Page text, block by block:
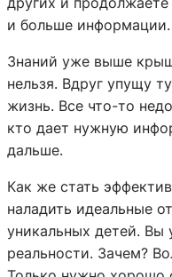
и больше информации.
Знаний уже выше
нельзя. Вдруг упущу
жизнь. Все что-то
кто дает нужную
дальше.
Как же стать
наладить идеальные
уникальных детей. Вы
реальности. Зачем?